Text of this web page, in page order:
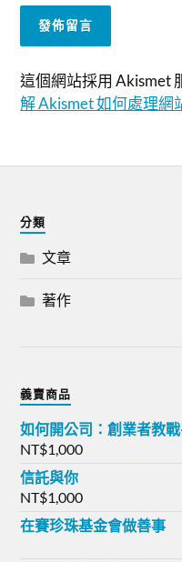
這個網站採用 Akismet
解 Akismet 如何處理網
分類
文章
著作
義賣商品
如何開公司：創業者教
NT$1,000
信託與你
NT$1,000
在賽珍珠基金會做善事